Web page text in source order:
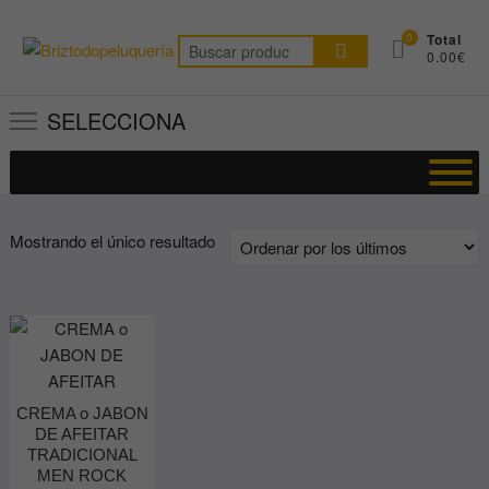
contenido
Buscar
por:
0 Total
0.00€
SELECCIONA
Mostrando el único resultado
CREMA o JABON
DE AFEITAR
TRADICIONAL
MEN ROCK